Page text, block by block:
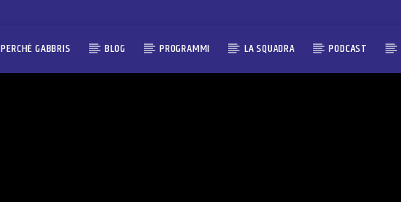
PERCHÉ GABBRIS BLOG PROGRAMMI LA SQUADRA PODCAST